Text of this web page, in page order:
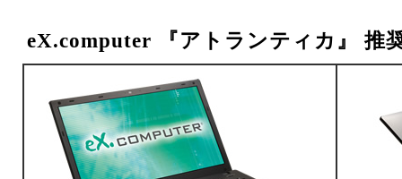
eX.computer 『アトランティカ』 推